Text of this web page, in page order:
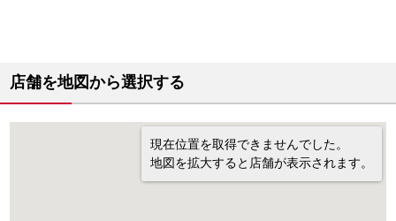
店舗を地図から選択する
現在位置を取得できませんでした。
地図を拡大すると店舗が表示されます。